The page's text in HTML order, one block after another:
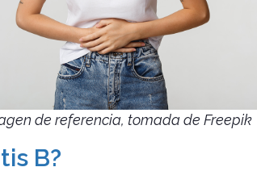
de referencia, tomada de Freepik
B?